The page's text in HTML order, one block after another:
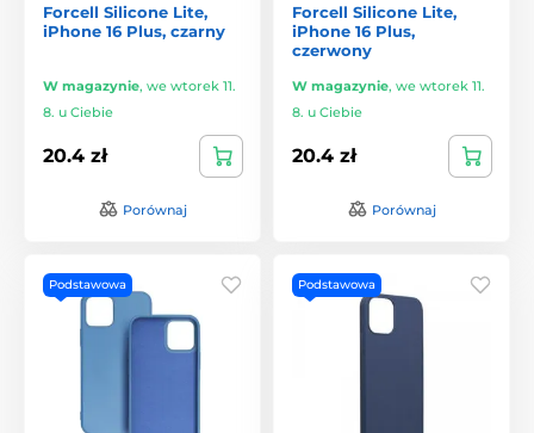
Forcell Silicone Lite,
iPhone 16 Plus, czarny
W magazynie, we wtorek 11.
8. u Ciebie
20.4 zł
Porównaj
Forcell Silicone Lite,
iPhone 16 Plus,
czerwony
W magazynie, we wtorek 11.
8. u Ciebie
20.4 zł
Porównaj
Podstawowa Podstawowa